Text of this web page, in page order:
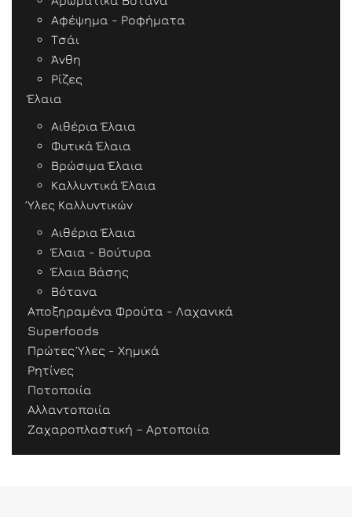
Αφέψημα - Ροφήματα
Τσάι
Άνθη
Ρίζες
Έλαια
Αιθέρια Έλαια
Φυτικά Έλαια
Βρώσιμα Έλαια
Καλλυντικά Έλαια
Ύλες Καλλυντικών
Αιθέρια Έλαια
Έλαια - Βούτυρα
Έλαια Βάσης
Βότανα
Αποξηραμένα Φρούτα - Λαχανικά
Superfoods
Πρώτες Ύλες - Χημικά
Ρητίνες
Ποτοποιία
Αλλαντοποιία
Ζαχαροπλαστική – Αρτοποιία